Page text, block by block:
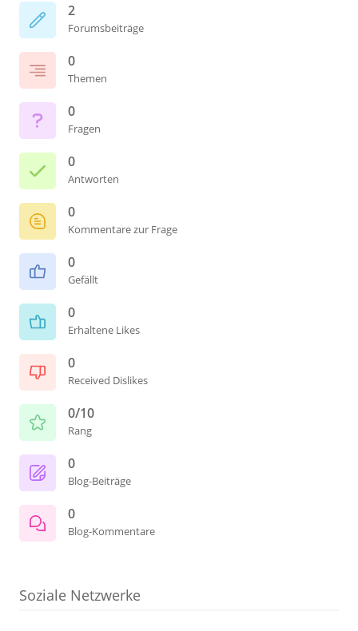
2
Forumsbeiträge
0
Themen
0
Fragen
0
Antworten
0
Kommentare zur Frage
0
Gefällt
0
Erhaltene Likes
0
Received Dislikes
0/10
Rang
0
Blog-Beiträge
0
Blog-Kommentare
Soziale Netzwerke